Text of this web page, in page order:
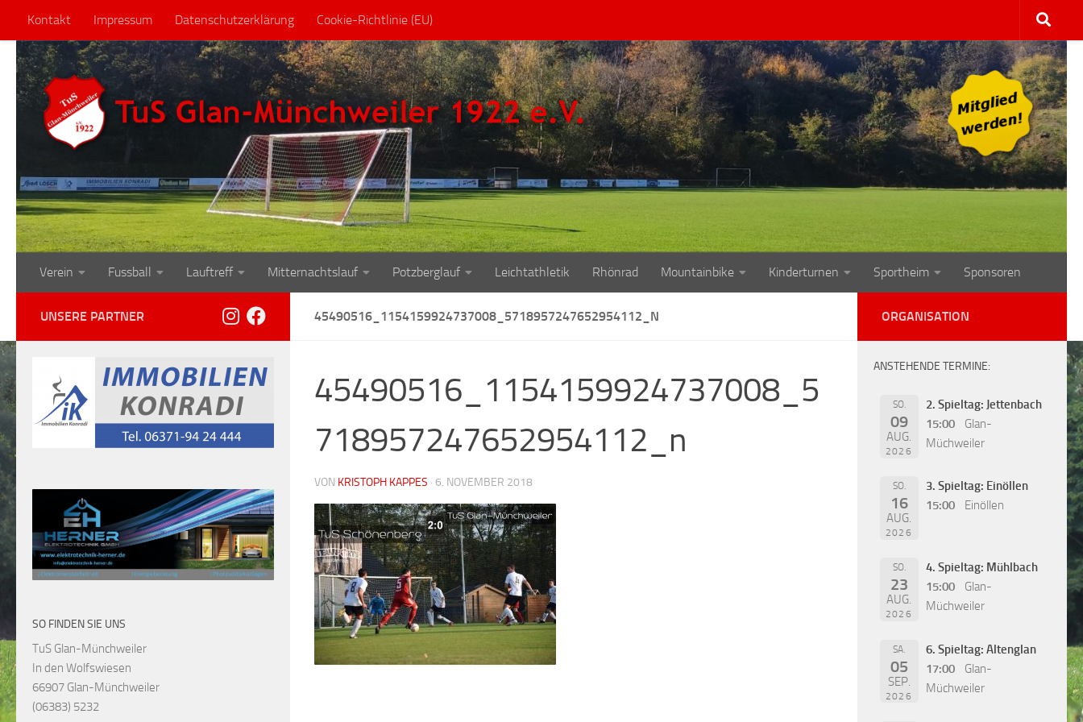
Zum Inhalt springen
Kontakt Impressum Datenschutzerklärung Cookie-Richtlinie (EU)
Verein Fussball Lauftreff Mitternachtslauf Potzberglauf Leichtathletik Rhönrad Mountainbike Kinderturnen Sportheim Sponsoren
45490516_1154159924737008_5718957247652954112_N
45490516_1154159924737008_5
718957247652954112_n
VON KRISTOPH KAPPES · 6. NOVEMBER 2018
UNSERE PARTNER
SO FINDEN SIE UNS
TuS Glan-Münchweiler
In den Wolfswiesen
66907 Glan-Münchweiler
(06383) 5232
ORGANISATION
ANSTEHENDE TERMINE:
SO.
09
AUG.
2026
2. Spieltag: Jettenbach
15:00
Glan-
Müchweiler
SO.
16
AUG.
2026
3. Spieltag: Einöllen
15:00
Einöllen
SO.
23
AUG.
2026
4. Spieltag: Mühlbach
15:00
Glan-
Müchweiler
SA.
05
SEP.
2026
6. Spieltag: Altenglan
17:00
Glan-
Müchweiler